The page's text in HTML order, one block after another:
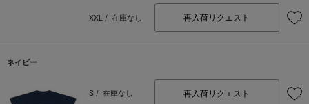
XXL / 在庫なし 再入荷リクエスト
ネイビー
S / 在庫なし 再入荷リクエスト